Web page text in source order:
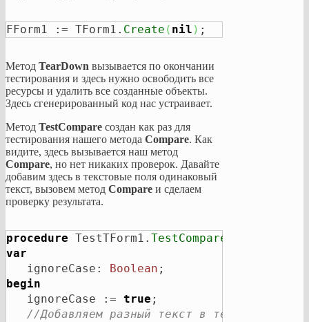
FForm1 := TForm1. Create ( nil ) ;
Метод TearDown вызывается по окончании
тестирования и здесь нужно освободить все
ресурсы и удалить все созданные объекты.
Здесь сгенерированный код нас устраивает.
Метод TestCompare создан как раз для
тестирования нашего метода Compare. Как
видите, здесь вызывается наш метод
Compare, но нет никаких проверок. Давайте
добавим здесь в текстовые поля одинаковый
текст, вызовем метод Compare и сделаем
проверку результата.
procedure TestTForm1. TestCompare
var
   ignoreCase:
Boolean
begin
   ignoreCase :=
true ;
//Добавляем разный текст в текстовые